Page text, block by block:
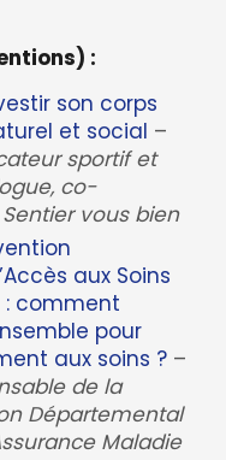
:
son corps
et social –
sportif et
co-
vous bien
aux Soins
: comment
pour
aux soins ? –
de la
Départemental
Maladie